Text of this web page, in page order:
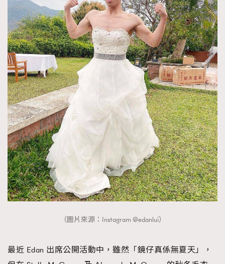
（圖片來源：Instagram @edanlui）
最近 Edan 出席公開活動中，雖然「鏡仔真係無夏天」，